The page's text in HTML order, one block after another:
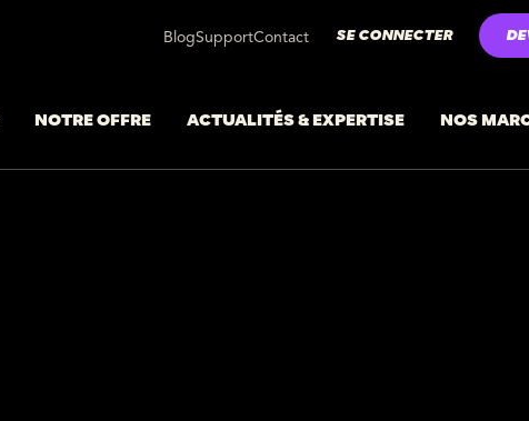
BlogSupportContact SE CONNECTER
NOTRE OFFRE ACTUALITÉS & EXPERTISE NOS